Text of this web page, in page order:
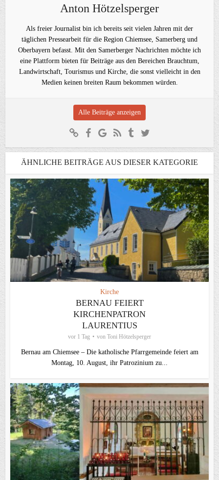
Anton Hötzelsperger
Als freier Journalist bin ich bereits seit vielen Jahren mit der
täglichen Pressearbeit für die Region Chiemsee, Samerberg und
Oberbayern befasst. Mit den Samerberger Nachrichten möchte ich
eine Plattform bieten für Beiträge aus den Bereichen Brauchtum,
Landwirtschaft, Tourismus und Kirche, die sonst vielleicht in den
Medien keinen breiten Raum bekommen würden.
Alle Beiträge anzeigen
ÄHNLICHE BEITRÄGE AUS DIESER KATEGORIE
Kirche
BERNAU FEIERT
KIRCHENPATRON
LAURENTIUS
vor 1 Tag von Toni Hötzelsperger
Bernau am Chiemsee – Die katholische Pfarrgemeinde feiert am
Montag, 10. August, ihr Patrozinium zu...